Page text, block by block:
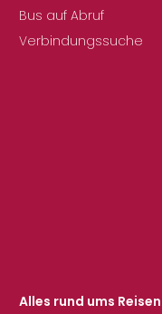
Bus auf Abruf
Verbindungssuche
Alles rund ums Reisen